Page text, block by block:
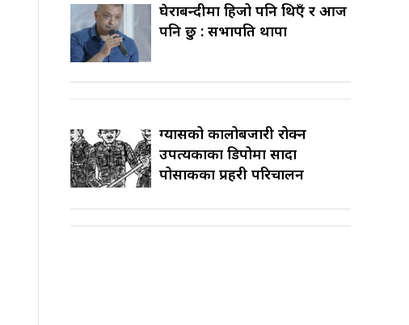
घेराबन्दीमा हिजो पनि थिएँ र आज
पनि छु : सभापति थापा
ग्यासको कालोबजारी रोक्न
उपत्यकाका डिपोमा सादा
पोसाकका प्रहरी परिचालन